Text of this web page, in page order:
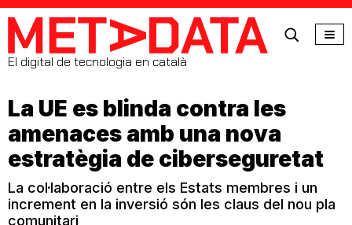
MetaData
El digital de tecnologia en català
La UE es blinda contra les
amenaces amb una nova
estratègia de ciberseguretat
La col·laboració entre els Estats membres i un
increment en la inversió són les claus del nou pla
comunitari